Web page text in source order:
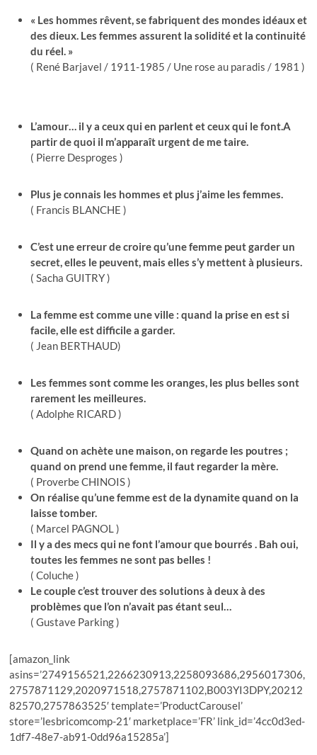
« Les hommes rêvent, se fabriquent des mondes idéaux et
des dieux. Les femmes assurent la solidité et la continuité
du réel. »
( René Barjavel / 1911-1985 / Une rose au paradis / 1981 )
L’amour… il y a ceux qui en parlent et ceux qui le font.A
partir de quoi il m’apparaît urgent de me taire.
( Pierre Desproges )
Plus je connais les hommes et plus j’aime les femmes.
( Francis BLANCHE )
C’est une erreur de croire qu’une femme peut garder un
secret, elles le peuvent, mais elles s’y mettent à plusieurs.
( Sacha GUITRY )
La femme est comme une ville : quand la prise en est si
facile, elle est difficile a garder.
( Jean BERTHAUD)
Les femmes sont comme les oranges, les plus belles sont
rarement les meilleures.
( Adolphe RICARD )
Quand on achète une maison, on regarde les poutres ;
quand on prend une femme, il faut regarder la mère.
( Proverbe CHINOIS )
On réalise qu’une femme est de la dynamite quand on la
laisse tomber.
( Marcel PAGNOL )
Il y a des mecs qui ne font l’amour que bourrés . Bah oui,
toutes les femmes ne sont pas belles !
( Coluche )
Le couple c’est trouver des solutions à deux à des
problèmes que l’on n’avait pas étant seul…
( Gustave Parking )
[amazon_link
asins=’2749156521,2266230913,2258093686,2956017306,
2757871129,2020971518,2757871102,B003YI3DPY,20212
82570,2757863525′ template=’ProductCarousel’
store=’lesbricomcomp-21′ marketplace=’FR’ link_id=’4cc0d3ed-
1df7-48e7-ab91-0dd96a15285a’]